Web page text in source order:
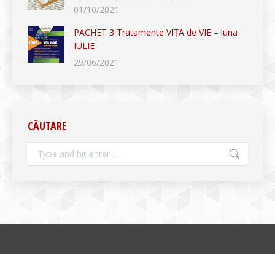
01/10/2021
PACHET 3 Tratamente VIȚA de VIE – luna
IULIE
29/06/2021
CĂUTARE
Search: